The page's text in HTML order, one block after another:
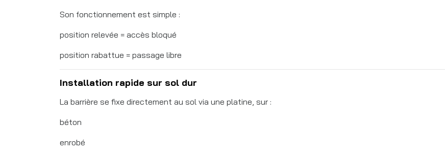
Son fonctionnement est simple :
position relevée = accès bloqué
position rabattue = passage libre
Installation rapide sur sol dur
La barrière se fixe directement au sol via une platine, sur :
béton
enrobé